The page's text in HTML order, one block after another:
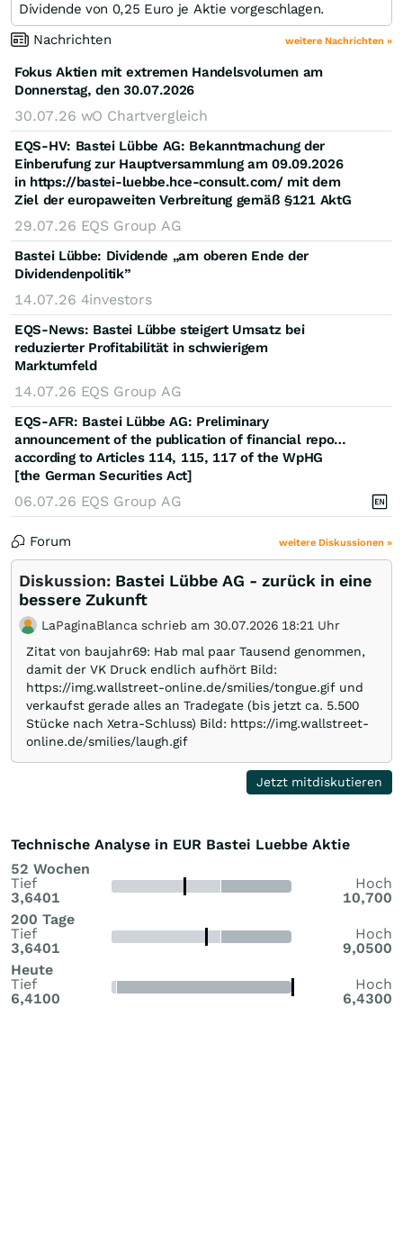
Dividende von 0,25 Euro je Aktie vorgeschlagen.
Nachrichten
weitere Nachrichten »
Fokus Aktien mit extremen Handelsvolumen am
Donnerstag, den 30.07.2026
30.07.26 wO Chartvergleich
EQS-HV: Bastei Lübbe AG: Bekanntmachung der
Einberufung zur Hauptversammlung am 09.09.2026
in https://bastei-luebbe.hce-consult.com/ mit dem
Ziel der europaweiten Verbreitung gemäß §121 AktG
29.07.26 EQS Group AG
Bastei Lübbe: Dividende „am oberen Ende der
Dividendenpolitik”
14.07.26 4investors
EQS-News: Bastei Lübbe steigert Umsatz bei
reduzierter Profitabilität in schwierigem
Marktumfeld
14.07.26 EQS Group AG
EQS-AFR: Bastei Lübbe AG: Preliminary
announcement of the publication of financial reports
according to Articles 114, 115, 117 of the WpHG
[the German Securities Act]
06.07.26 EQS Group AG
Forum weitere Diskussionen »
Diskussion: Bastei Lübbe AG - zurück in eine
bessere Zukunft
LaPaginaBlanca schrieb am 30.07.2026 18:21 Uhr
Zitat von baujahr69: Hab mal paar Tausend genommen,
damit der VK Druck endlich aufhört Bild:
https://img.wallstreet-online.de/smilies/tongue.gif und
verkaufst gerade alles an Tradegate (bis jetzt ca. 5.500
Stücke nach Xetra-Schluss) Bild: https://img.wallstreet-
online.de/smilies/laugh.gif
Jetzt mitdiskutieren
Technische Analyse in EUR Bastei Luebbe Aktie
52 Wochen
Tief
3,6401
Hoch
10,700
200 Tage
Tief
3,6401
Hoch
9,0500
Heute
Tief
6,4100
Hoch
6,4300